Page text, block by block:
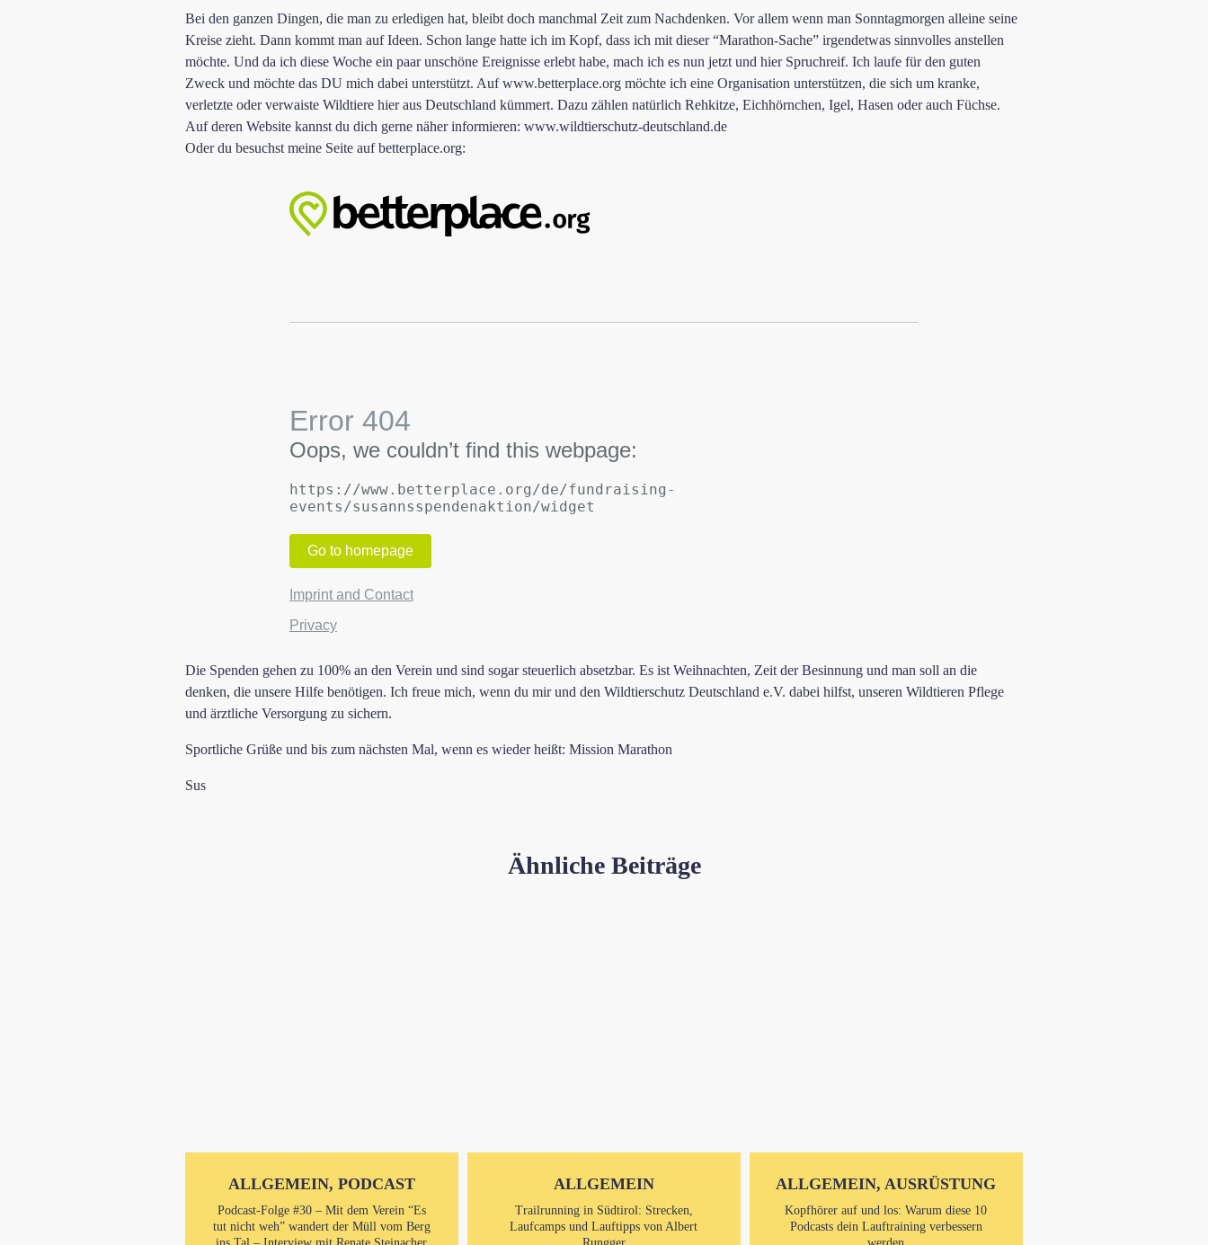
Bei den ganzen Dingen, die man zu erledigen hat, bleibt doch manchmal Zeit zum Nachdenken. Vor allem wenn man Sonntagmorgen alleine seine
Kreise zieht. Dann kommt man auf Ideen. Schon lange hatte ich im Kopf, dass ich mit dieser “Marathon-Sache” irgendetwas sinnvolles anstellen
möchte. Und da ich diese Woche ein paar unschöne Ereignisse erlebt habe, mach ich es nun jetzt und hier Spruchreif. Ich laufe für den guten
Zweck und möchte das DU mich dabei unterstützt. Aufwww.betterplace.org möchte ich eine Organisation unterstützen, die sich um kranke,
verletzte oder verwaiste Wildtiere hier aus Deutschland kümmert. Dazu zählen natürlich Rehkitze, Eichhörnchen, Igel, Hasen oder auch Füchse.
Auf deren Website kannst du dich gerne näher informieren: www.wildtierschutz-deutschland.de
Oder du besuchst meine Seite auf betterplace.org:
Die Spenden gehen zu 100% an den Verein und sind sogar steuerlich absetzbar. Es ist Weihnachten, Zeit der Besinnung und man soll an die
denken, die unsere Hilfe benötigen. Ich freue mich, wenn du mir und den Wildtierschutz Deutschland e.V. dabei hilfst, unseren Wildtieren Pflege
und ärztliche Versorgung zu sichern.
Sportliche Grüße und bis zum nächsten Mal, wenn es wieder heißt: Mission Marathon
Sus
Ähnliche Beiträge
ALLGEMEIN, PODCAST
Podcast-Folge #30 – Mit dem Verein “Es
tut nicht weh” wandert der Müll vom Berg
ALLGEMEIN
Trailrunning in Südtirol: Strecken,
Laufcamps und Lauftipps von Albert
ALLGEMEIN, AUSRÜSTUNG
Kopfhörer auf und los: Warum diese 10
Podcasts dein Lauftraining verbessern